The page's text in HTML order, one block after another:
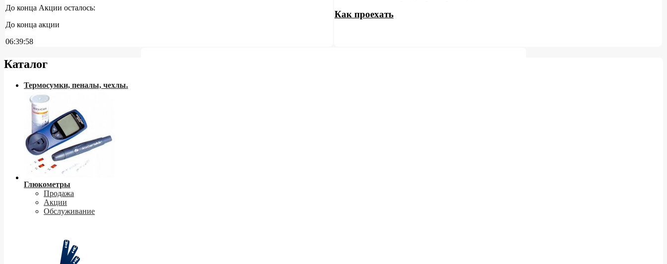
До конца Акции осталось:
До конца акции
06:39:58
Как проехать
Каталог
Термосумки, пеналы, чехлы.
Глюкометры
Продажа
Акции
Обслуживание